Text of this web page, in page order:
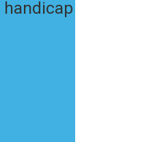
handicap